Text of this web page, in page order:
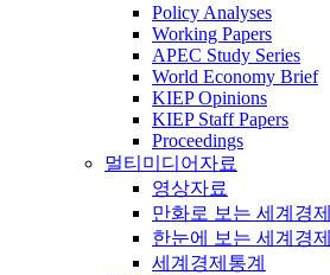
Policy Analyses
Working Papers
APEC Study Series
World Economy Brief
KIEP Opinions
KIEP Staff Papers
Proceedings
멀티미디어자료
영상자료
만화로 보는 세계경제
한눈에 보는 세계경제
세계경제통계